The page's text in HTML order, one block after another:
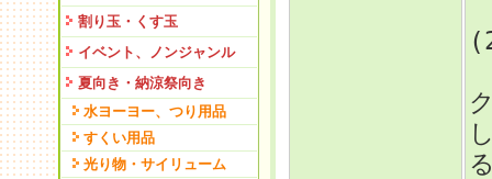
割り玉・くす玉
イベント、ノンジャンル
夏向き・納涼祭向き
水ヨーヨー、つり用品
すくい用品
光り物・サイリューム